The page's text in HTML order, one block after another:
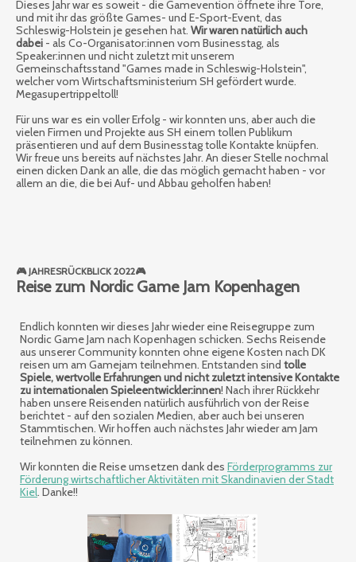
Dieses Jahr war es soweit - die Gamevention öffnete ihre Tore,
und mit ihr das größte Games- und E-Sport-Event, das
Schleswig-Holstein je gesehen hat. Wir waren natürlich auch
dabei - als Co-Organisator:innen vom Businesstag, als
Speaker:innen und nicht zuletzt mit unserem
Gemeinschaftsstand "Games made in Schleswig-Holstein",
welcher vom Wirtschaftsministerium SH gefördert wurde.
Megasupertrippeltoll!
Für uns war es ein voller Erfolg - wir konnten uns, aber auch die
vielen Firmen und Projekte aus SH einem tollen Publikum
präsentieren und auf dem Businesstag tolle Kontakte knüpfen.
Wir freue uns bereits auf nächstes Jahr. An dieser Stelle nochmal
einen dicken Dank an alle, die das möglich gemacht haben - vor
allem an die, die bei Auf- und Abbau geholfen haben!
🎮 JAHRESRÜCKBLICK 2022🎮
Reise zum Nordic Game Jam Kopenhagen
Endlich konnten wir dieses Jahr wieder eine Reisegruppe zum
Nordic Game Jam nach Kopenhagen schicken. Sechs Reisende
aus unserer Community konnten ohne eigene Kosten nach DK
reisen um am Gamejam teilnehmen. Entstanden sind tolle
Spiele, wertvolle Erfahrungen und nicht zuletzt intensive Kontakte
zu internationalen Spieleentwickler:innen! Nach ihrer Rückkehr
haben unsere Reisenden natürlich ausführlich von der Reise
berichtet - auf den sozialen Medien, aber auch bei unseren
Stammtischen. Wir hoffen auch nächstes Jahr wieder am Jam
teilnehmen zu können.
Wir konnten die Reise umsetzen dank des Förderprogramms zur
Förderung wirtschaftlicher Aktivitäten mit Skandinavien der Stadt
Kiel. Danke!!